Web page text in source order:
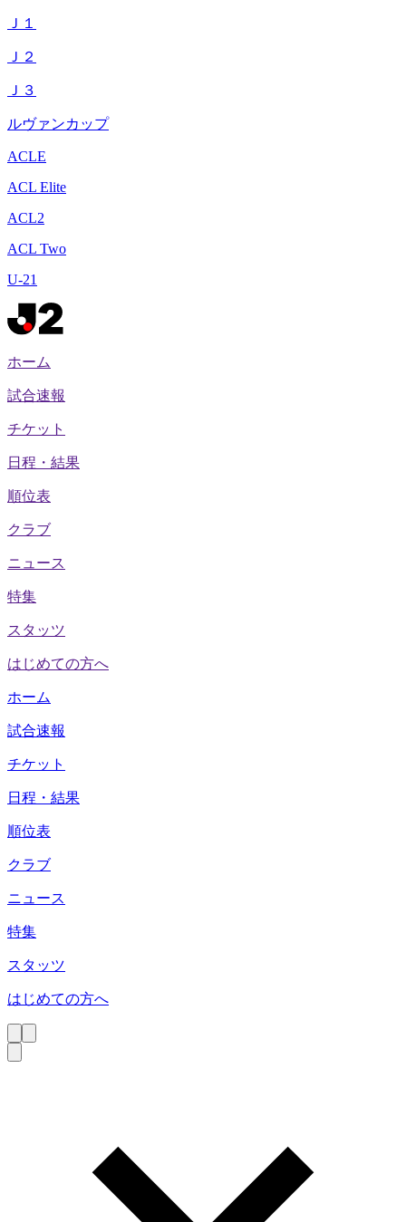
Ｊ１
Ｊ２
Ｊ３
ルヴァンカップ
ACLE
ACL Elite
ACL2
ACL Two
U-21
ホーム
試合速報
チケット
日程・結果
順位表
クラブ
ニュース
特集
スタッツ
はじめての方へ
ホーム
試合速報
チケット
日程・結果
順位表
クラブ
ニュース
特集
スタッツ
はじめての方へ